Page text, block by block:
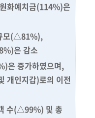
화예치금(114%)은
모(△81%),
은 감소
은 증가하였으며,
개인지갑)로의 이전
수(△99%) 및 총